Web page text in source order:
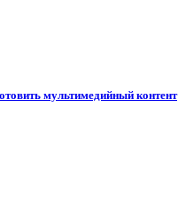
мультимедийный контент